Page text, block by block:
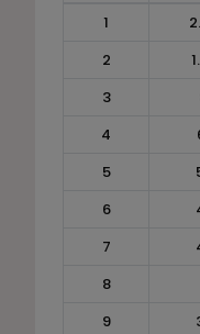
1
2
3
4
5
6
7
8
9